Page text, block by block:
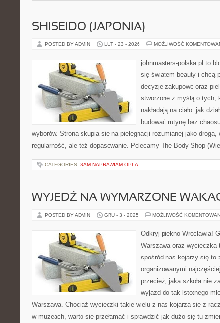
SHISEIDO (JAPONIA)
POSTED BY ADMIN LUT - 23 - 2026 MOŻLIWOŚĆ
johnmasters-polska.pl to
się światem beauty i chcą
decyzje zakupowe oraz
stworzone z myślą o tych,
nakładają na ciało, jak
budować rutynę bez
wyborów. Strona skupia się na pielęgnacji rozumianej jako
regularność, ale też dopasowanie. Polecamy The Body Shop
CATEGORIES: SAM NAPRAWIAM OPLA
WYJEDŹ NA WYMARZONE
POSTED BY ADMIN GRU - 3 - 2025 MOŻLIWOŚĆ
Odkryj piękno Wrocławia!
Warszawa oraz wycieczka
spośród nas kojarzy się to
organizowanymi
przecież, jaka szkoła nie
wyjazd do tak istotnego
Warszawa. Chociaż wycieczki takie wielu z nas kojarzą się z
w muzeach, warto się przełamać i sprawdzić jak dużo się tu